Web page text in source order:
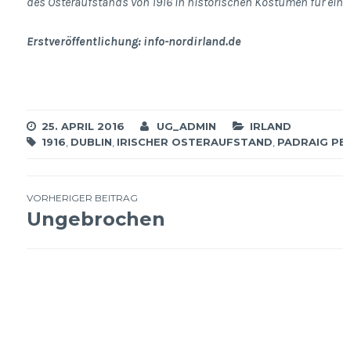
Erstveröffentlichung: info-nordirland.de
25. APRIL 2016 UG_ADMIN
IRLAND
1916 DUBLIN IRISCHER OSTERAUFSTAND PADRAIG
Beitragsnavigation
VORHERIGER BEITRAG
Ungebrochen